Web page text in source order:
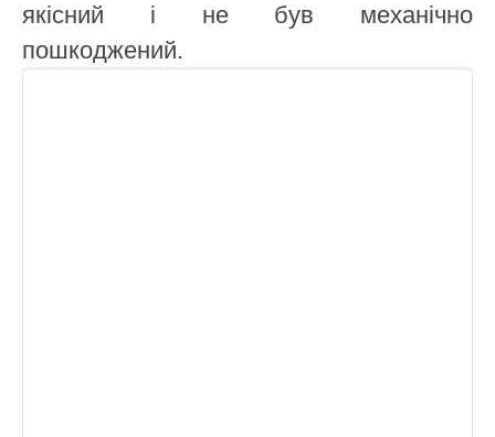
якісний і не був механічно
пошкоджений.